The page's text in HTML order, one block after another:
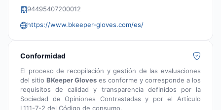
94495407200012
https://www.bkeeper-gloves.com/es/
Conformidad
El proceso de recopilación y gestión de las evaluaciones
del sitio BKeeper Gloves es conforme y corresponde a los
requisitos de calidad y transparencia definidos por la
Sociedad de Opiniones Contrastadas y por el Artículo
L111-7-2 del Código de consumo.